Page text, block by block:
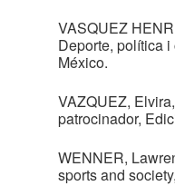
VASQUEZ
Deporte, política
México.
VAZQUEZ,
patrocinador,
WENNER,
sports and